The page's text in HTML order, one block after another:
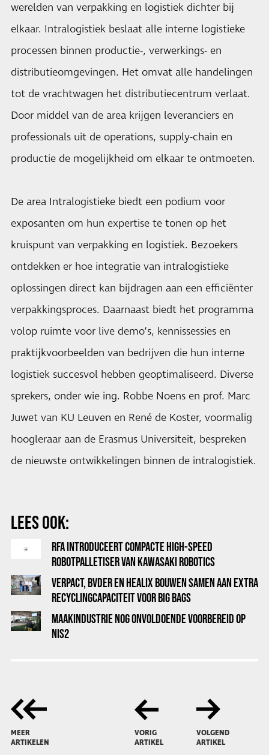
werelden van verpakking en logistiek dichter bij
elkaar. Intralogistiek beslaat alle interne logistieke
processen binnen productie-, verwerkings- en
distributieomgevingen. Het omvat alle handelingen
tot de vrachtwagen het distributiecentrum verlaat.
Door middel van de area krijgen leveranciers en
professionals uit de operations, supply-chain en
productie de mogelijkheid om elkaar te ontmoeten.
De area Intralogistieke biedt een podium voor
exposanten om hun expertise te tonen op het
kruispunt van verpakking en logistiek. Bezoekers
ontdekken er hoe integratie van intralogistieke
oplossingen direct kan bijdragen aan een efficiënter
verpakkingsproces. Daarnaast biedt het programma
volop ruimte voor live demo’s, kennissessies en
praktijkvoorbeelden van bedrijven die hun interne
logistiek succesvol hebben geoptimaliseerd. Diverse
sprekers, onder wie ing. Robbe Noens en prof. Marc
Juwet van KU Leuven en René de Koster, voormalig
hoogleraar aan de Erasmus Universiteit, bespreken
de nieuwste ontwikkelingen binnen de intralogistiek.
LEES OOK:
RFA INTRODUCEERT COMPACTE HIGH-SPEED
ROBOTPALLETISER VAN KAWASAKI ROBOTICS
VERPACT, BVDER EN HEALIX BOUWEN SAMEN AAN EXTRA
RECYCLINGCAPACITEIT VOOR BIG BAGS
MAAKINDUSTRIE NOG ONVOLDOENDE VOORBEREID OP
NIS2
MEER
ARTIKELEN
VORIG
ARTIKEL
VOLGEND
ARTIKEL